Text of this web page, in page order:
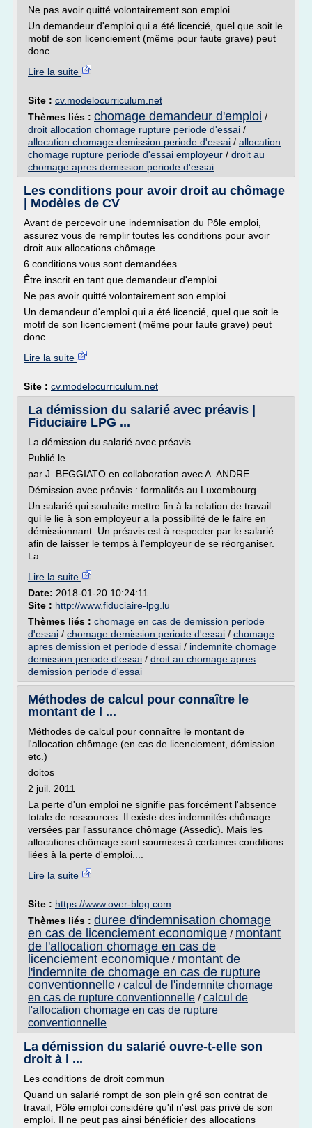
Ne pas avoir quitté volontairement son emploi
Un demandeur d'emploi qui a été licencié, quel que soit le
motif de son licenciement (même pour faute grave) peut
donc...
Lire la suite
Site : cv.modelocurriculum.net
Thèmes liés : chomage demandeur d'emploi /
droit allocation chomage rupture periode d'essai /
allocation chomage demission periode d'essai / allocation
chomage rupture periode d'essai employeur / droit au
chomage apres demission periode d'essai
Les conditions pour avoir droit au chômage
| Modèles de CV
Avant de percevoir une indemnisation du Pôle emploi,
assurez vous de remplir toutes les conditions pour avoir
droit aux allocations chômage.
6 conditions vous sont demandées
Être inscrit en tant que demandeur d'emploi
Ne pas avoir quitté volontairement son emploi
Un demandeur d'emploi qui a été licencié, quel que soit le
motif de son licenciement (même pour faute grave) peut
donc...
Lire la suite
Site : cv.modelocurriculum.net
La démission du salarié avec préavis |
Fiduciaire LPG ...
La démission du salarié avec préavis
Publié le
par J. BEGGIATO en collaboration avec A. ANDRE
Démission avec préavis : formalités au Luxembourg
Un salarié qui souhaite mettre fin à la relation de travail
qui le lie à son employeur a la possibilité de le faire en
démissionnant. Un préavis est à respecter par le salarié
afin de laisser le temps à l'employeur de se réorganiser.
La...
Lire la suite
Date: 2018-01-20 10:24:11
Site : http://www.fiduciaire-lpg.lu
Thèmes liés : chomage en cas de demission periode
d'essai / chomage demission periode d'essai / chomage
apres demission et periode d'essai / indemnite chomage
demission periode d'essai / droit au chomage apres
demission periode d'essai
Méthodes de calcul pour connaître le
montant de l ...
Méthodes de calcul pour connaître le montant de
l'allocation chômage (en cas de licenciement, démission
etc.)
doitos
2 juil. 2011
La perte d'un emploi ne signifie pas forcément l'absence
totale de ressources. Il existe des indemnités chômage
versées par l'assurance chômage (Assedic). Mais les
allocations chômage sont soumises à certaines conditions
liées à la perte d'emploi....
Lire la suite
Site : https://www.over-blog.com
Thèmes liés : duree d'indemnisation chomage
en cas de licenciement economique / montant
de l'allocation chomage en cas de
licenciement economique / montant de
l'indemnite de chomage en cas de rupture
conventionnelle / calcul de l'indemnite chomage
en cas de rupture conventionnelle / calcul de
l'allocation chomage en cas de rupture
conventionnelle
La démission du salarié ouvre-t-elle son
droit à l ...
Les conditions de droit commun
Quand un salarié rompt de son plein gré son contrat de
travail, Pôle emploi considère qu'il n'est pas privé de son
emploi. Il ne peut pas ainsi bénéficier des allocations